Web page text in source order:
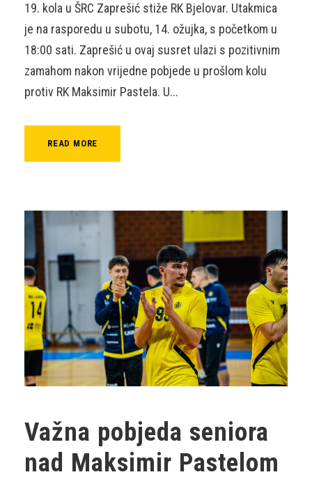
19. kola u ŠRC Zaprešić stiže RK Bjelovar. Utakmica
je na rasporedu u subotu, 14. ožujka, s početkom u
18:00 sati. Zaprešić u ovaj susret ulazi s pozitivnim
zamahom nakon vrijedne pobjede u prošlom kolu
protiv RK Maksimir Pastela. U...
READ MORE
Važna pobjeda seniora
nad Maksimir Pastelom